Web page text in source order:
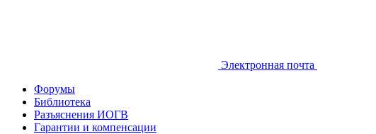
Электронная почта
Форумы
Библиотека
Разъяснения ИОГВ
Гарантии и компенсации